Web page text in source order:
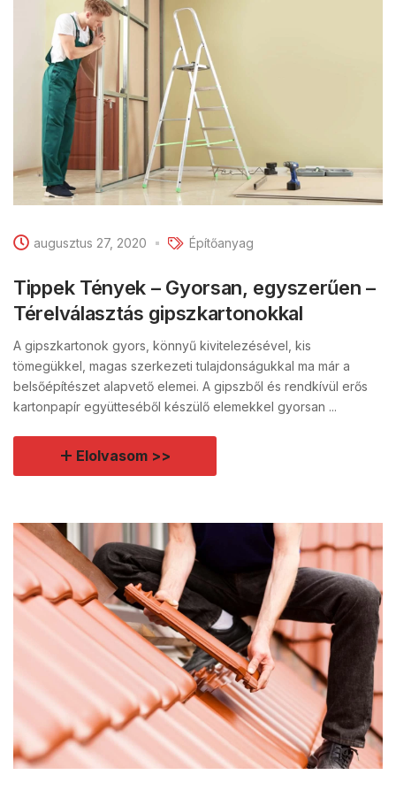
augusztus 27, 2020 Építőanyag
Tippek Tények – Gyorsan, egyszerűen –
Térelválasztás gipszkartonokkal
A gipszkartonok gyors, könnyű kivitelezésével, kis
tömegükkel, magas szerkezeti tulajdonságukkal ma már a
belsőépítészet alapvető elemei. A gipszből és rendkívül erős
kartonpapír együtteséből készülő elemekkel gyorsan ...
Elolvasom >>